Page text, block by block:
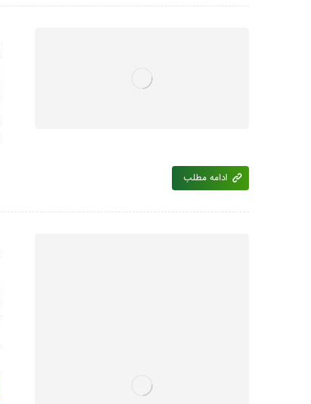
ادامه مطلب